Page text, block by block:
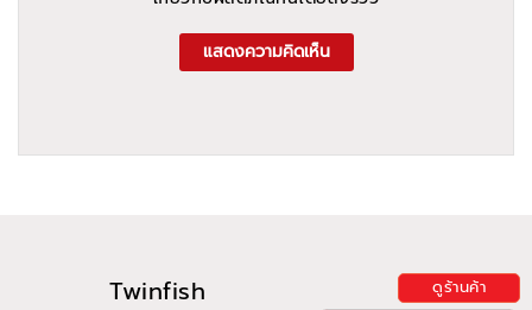
Twinfish ดูร้านค้า
แสดงความคิดเห็น